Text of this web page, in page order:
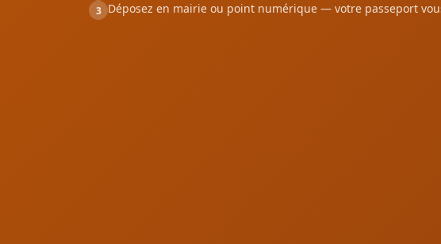
3 Déposez en mairie ou point numérique — votre passeport